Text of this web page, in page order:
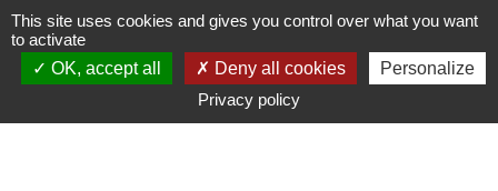
Aller
au
contenu
This site uses cookies and gives you control over what you want
to activate
OK, accept all
Deny all cookies
Personalize
Privacy policy